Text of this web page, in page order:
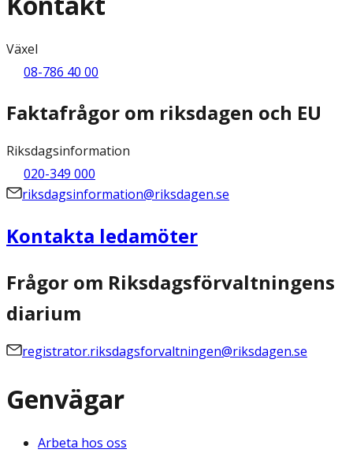
Växel
08-786 40 00
Faktafrågor om riksdagen och EU
Riksdagsinformation
020-349 000
riksdagsinformation@riksdagen.se
Kontakta ledamöter
Frågor om Riksdagsförvaltningens
diarium
registrator.riksdagsforvaltningen@riksdagen.se
Genvägar
Arbeta hos oss